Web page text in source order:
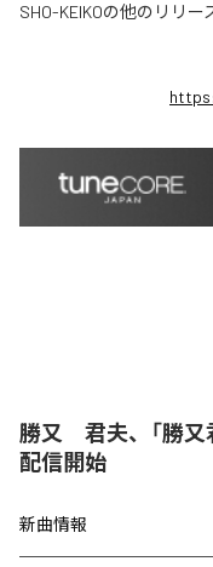
SHO-KEIKOの他のリリー
勝又 君夫、「勝又
配信開始
新曲情報